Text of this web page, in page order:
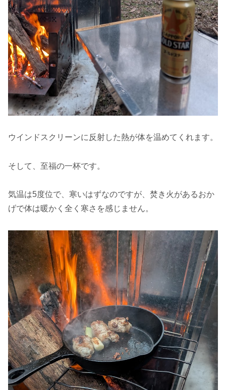
ウインドスクリーンに反射した熱が体を温めてくれます。
そして、至福の一杯です。
気温は5度位で、寒いはずなのですが、焚き火があるおか
げで体は暖かく全く寒さを感じません。